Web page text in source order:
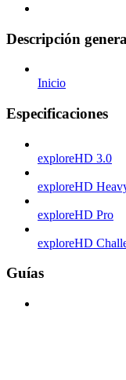
Descripción
Inicio
Especificaciones
exploreHD 3.0
exploreHD
exploreHD Pro
exploreHD
Guías